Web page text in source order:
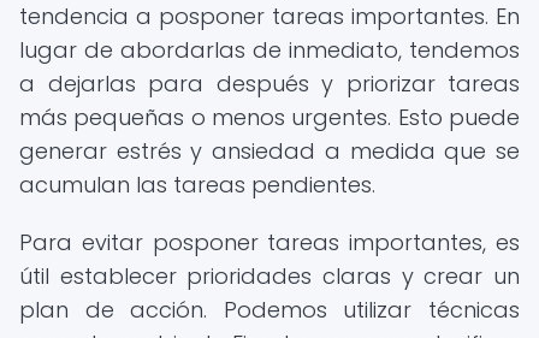
tendencia a posponer tareas importantes. En
lugar de abordarlas de inmediato, tendemos
a dejarlas para después y priorizar tareas
más pequeñas o menos urgentes. Esto puede
generar estrés y ansiedad a medida que se
acumulan las tareas pendientes.
Para evitar posponer tareas importantes, es
útil establecer prioridades claras y crear un
plan de acción. Podemos utilizar técnicas